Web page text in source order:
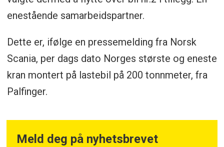
enestående samarbeidspartner.
Dette er, ifølge en pressemelding fra Norsk
Scania, per dags dato Norges største og eneste
kran montert på lastebil på 200 tonnmeter, fra
Palfinger.
Meld deg på nyhetsbrevet